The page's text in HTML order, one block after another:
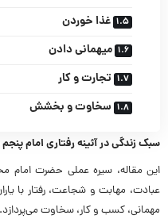
غذا خوردن
میهمانى دادن
تجارت و کار
سخاوت و بخشش
سبک زندگی در آئینه رفتاری امام
این مقاله، سیره عملی حضرت امام
عبادت، مهابت و شجاعت، رفتار با
مهمانی، کسب و کار، سخاوت می‌پردازد.